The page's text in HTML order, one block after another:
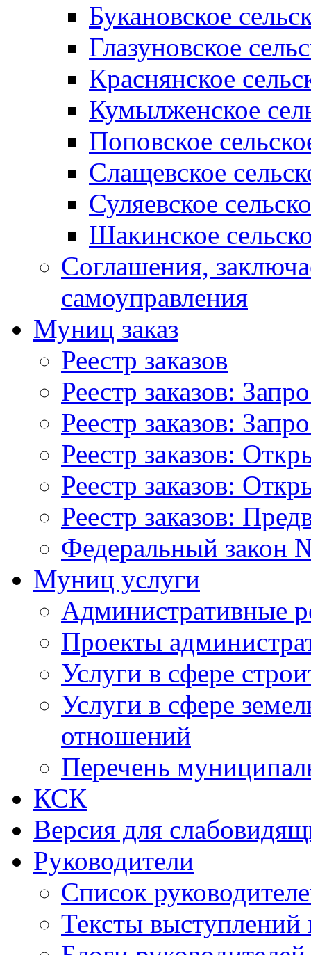
Букановское
Глазуновское
Краснянское
Кумылженское
Поповское
Слащевское
Суляевское
Шакинское
Соглашения,
самоуправления
Муниц заказ
Реестр заказов
Реестр заказов:
Реестр заказов:
Реестр заказов:
Реестр заказов:
Реестр заказов:
Федеральный закон
Муниц услуги
Административные
Проекты
Услуги в сфере
Услуги в сфере
отношений
Перечень
КСК
Версия для
Руководители
Список
Тексты выступлений